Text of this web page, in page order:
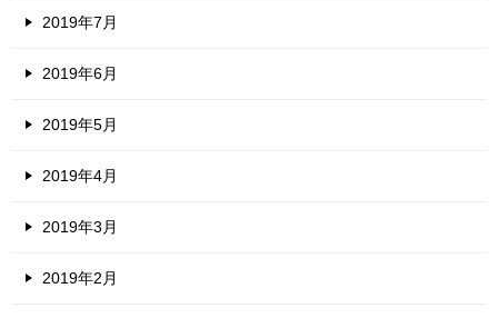
2019年7月
2019年6月
2019年5月
2019年4月
2019年3月
2019年2月